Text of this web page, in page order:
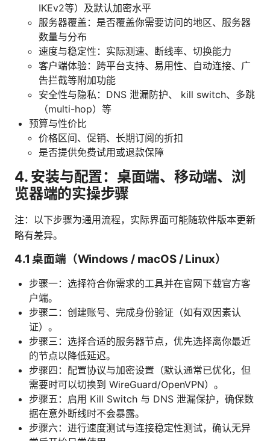
IKEv2等）及默认加密水平
服务器覆盖：是否覆盖你需要访问的地区、服务器
数量与分布
速度与稳定性：实际测速、断线率、切换能力
客户端体验：跨平台支持、易用性、自动连接、广
告拦截等附加功能
安全性与隐私：DNS 泄漏防护、 kill switch、多跳
（multi-hop）等
预算与性价比
价格区间、促销、长期订阅的折扣
是否提供免费试用或退款保障
4. 安装与配置：桌面端、移动端、浏
览器端的实操步骤
注：以下步骤为通用流程，实际界面可能随软件版本更新
略有差异。
4.1 桌面端（Windows / macOS / Linux）
步骤一：选择符合你需求的工具并在官网下载官方客
户端。
步骤二：创建账号、完成身份验证（如有双因素认
证）。
步骤三：选择合适的服务器节点，优先选择离你最近
的节点以降低延迟。
步骤四：配置协议与加密设置（默认通常已优化，但
需要时可以切换到 WireGuard/OpenVPN）。
步骤五：启用 Kill Switch 与 DNS 泄漏保护，确保数
据在意外断线时不会暴露。
步骤六：进行速度测试与连接稳定性测试，确认无异